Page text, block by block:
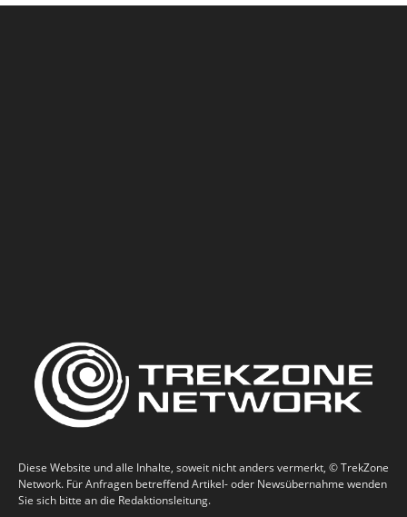
Diese Website und alle Inhalte, soweit nicht anders vermerkt, © TrekZone
Network. Für Anfragen betreffend Artikel- oder Newsübernahme wenden
Sie sich bitte an die Redaktionsleitung.